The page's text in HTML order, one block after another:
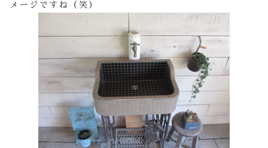
メージですね（笑）